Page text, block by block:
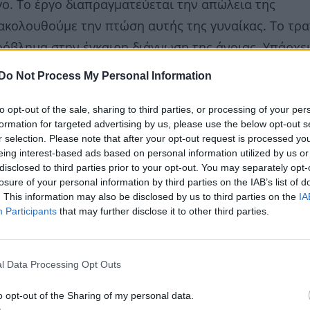
Do Not Process My Personal Information
opt-out of the sale, sharing to third parties, or processing of your
for targeted advertising by us, please use the below opt-out
selection. Please note that after your opt-out request is processed
interest-based ads based on personal information utilized by us
to third parties prior to your opt-out. You may separately
of your personal information by third parties on the IAB’s list of
This information may also be disclosed by us to third parties on the
Participants that may further disclose it to other third parties.
Data Processing Opt Outs
opt-out of the Sharing of my personal data.
Το έργο διαπραγματεύεται την απώλεια της
την πτώση αυτής της γυναίκας. Το
στην έγκαιρη διάγνωση της άνοιας.
μορφή που παρουσιάζεται σε νέους
Το έργο μας το πρότεινε ο
μιλώντας στη Φαίη Σκορδά και στον